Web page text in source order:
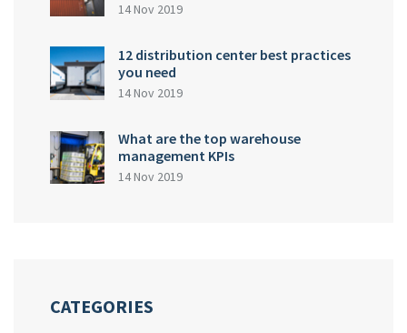
14 Nov 2019
12 distribution center best practices
you need
14 Nov 2019
What are the top warehouse
management KPIs
14 Nov 2019
CATEGORIES